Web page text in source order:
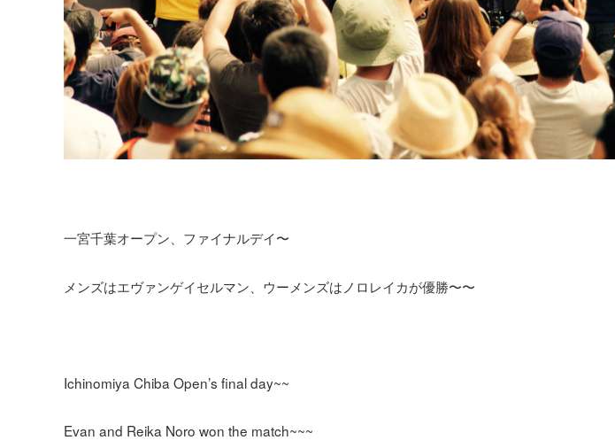
一宮千葉オープン、ファイナルデイ〜
メンズはエヴァンゲイセルマン、ウーメンズはノロレイカが優勝〜〜
Ichinomiya Chiba Open’s final day~~
Evan and Reika Noro won the match~~~